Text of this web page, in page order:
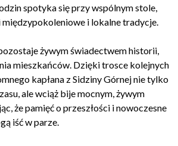
spotyka się przy wspólnym stole,
i lokalne tradycje.
żywym świadectwem historii,
mieszkańców. Dzięki trosce kolejnych
kapłana z Sidziny Górnej nie tylko
ale wciąż bije mocnym, żywym
że pamięć o przeszłości i nowoczesne
iść w parze.